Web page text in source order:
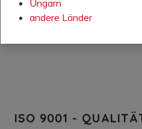
Umweltpolitik, Umweltzielen
gehörenden Management-
ISO 9001 -
Ungarn
andere Länder